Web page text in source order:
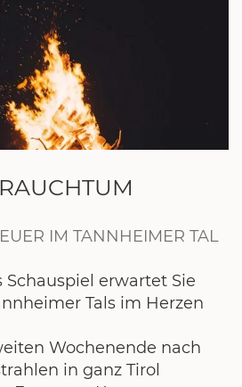
IM TANNHEIMER TAL
Schauspiel erwartet Sie
Tals im Herzen
Wochenende nach
in ganz Tirol